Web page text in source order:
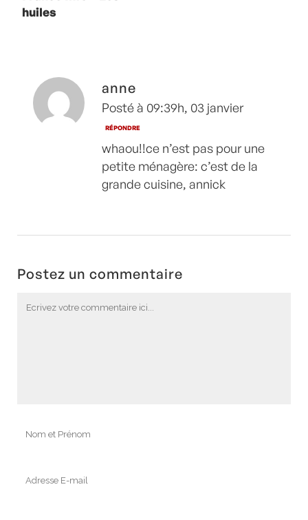
huiles
anne
Posté à 09:39h, 03 janvier
RÉPONDRE
whaou!!ce n’est pas pour une
petite ménagère: c’est de la
grande cuisine, annick
Postez un commentaire